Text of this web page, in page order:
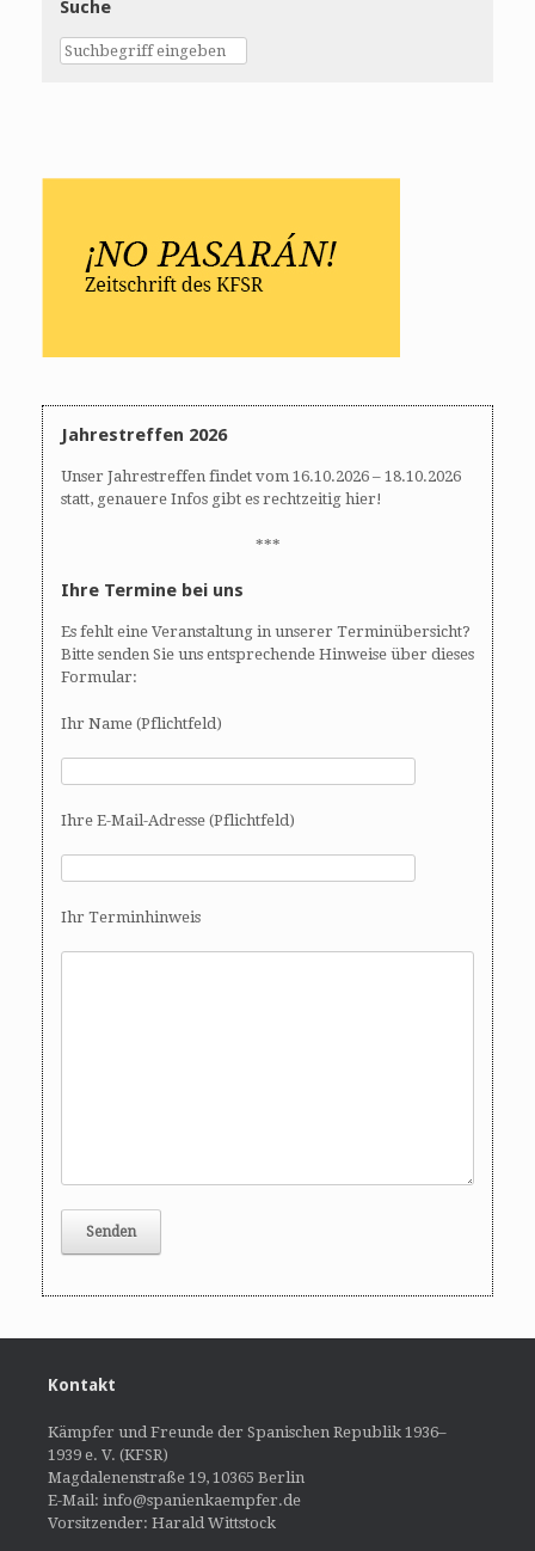
Suche
Jahrestreffen 2026
Unser Jahrestreffen findet vom 16.10.2026 – 18.10.2026
statt, genauere Infos gibt es rechtzeitig hier!
***
Ihre Termine bei uns
Es fehlt eine Veranstaltung in unserer Terminübersicht?
Bitte senden Sie uns entsprechende Hinweise über dieses
Formular:
Ihr Name (Pflichtfeld)
Ihre E-Mail-Adresse (Pflichtfeld)
Ihr Terminhinweis
Kontakt
Kämpfer und Freunde der Spanischen Republik 1936–
1939 e. V. (KFSR)
Magdalenenstraße 19, 10365 Berlin
E-Mail: info@spanienkaempfer.de
Vorsitzender: Harald Wittstock